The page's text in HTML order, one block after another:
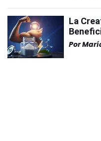
La
Por